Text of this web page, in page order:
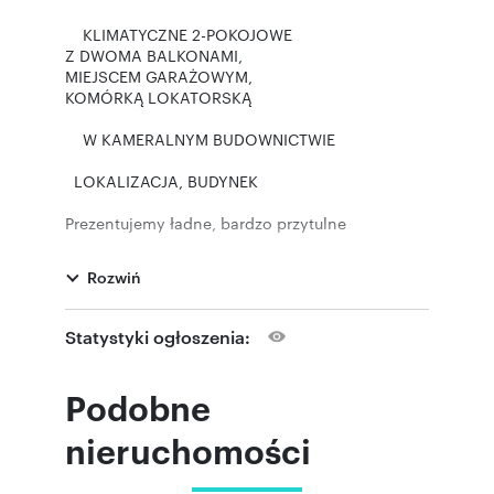
KLIMATYCZNE 2-POKOJOWE
Z DWOMA BALKONAMI,
MIEJSCEM GARAŻOWYM,
KOMÓRKĄ LOKATORSKĄ
W KAMERALNYM BUDOWNICTWIE
LOKALIZACJA, BUDYNEK
Prezentujemy ładne, bardzo przytulne
Klinach.
Budynek estetyczny, zadbany, z 2002 roku,
kameralny, 3-piętrowy, bez windy.
terenów zielonych. Niedaleko liczne tereny
Doroty czy Fort Borek.
Rozwiń
Statystyki ogłoszenia:
Podobne
nieruchomości